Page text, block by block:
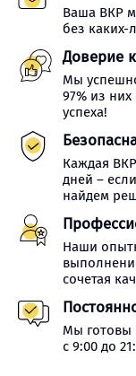
Ваша ВКР
без каких-
Доверие
Мы
97% из
успеха!
Каждая
дней –
найдем
Наши
сочетая
Мы готовы
с 9:00 до